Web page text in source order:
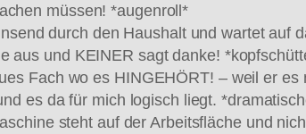
müssen! *augenroll*
durch den Haushalt und wartet
aus und KEINER sagt danke!
Fach wo es HINGEHÖRT! – weil er
es da für mich logisch liegt.
steht auf der Arbeitsfläche und